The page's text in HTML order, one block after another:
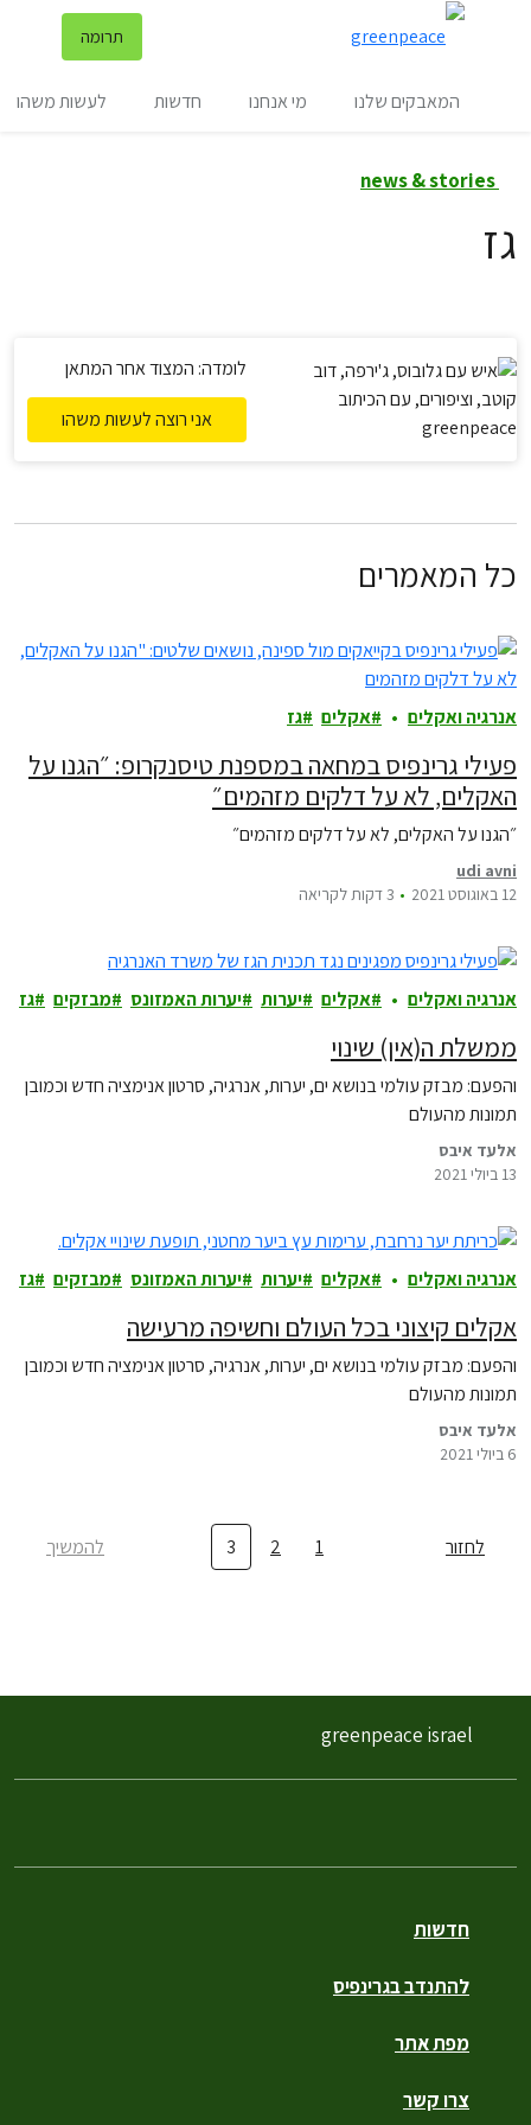
תרומה
המאבקים שלנו מי אנחנו חדשות לעשות משהו
גז
לומדה: המצוד אחר המתאן
אני רוצה לעשות משהו
כל המאמרים
אנרגיה ואקלים אקלים גז
פעילי גרינפיס במחאה במספנת טיסנקרופ: ״הגנו על
האקלים, לא על דלקים מזהמים״
״הגנו על האקלים, לא על דלקים מזהמים״
udi avni
12 באוגוסט 2021
3 דקות לקריאה
אנרגיה ואקלים אקלים יערות יערות האמזונס מבזקים גז
ממשלת ה(אין) שינוי
והפעם: מבזק עולמי בנושא ים, יערות, אנרגיה, סרטון אנימציה חדש וכמובן
תמונות מהעולם
אלעד איבס
13 ביולי 2021
אנרגיה ואקלים אקלים יערות יערות האמזונס מבזקים גז
אקלים קיצוני בכל העולם וחשיפה מרעישה
והפעם: מבזק עולמי בנושא ים, יערות, אנרגיה, סרטון אנימציה חדש וכמובן
תמונות מהעולם
אלעד איבס
6 ביולי 2021
לחזור 1
2
3 להמשיך
חדשות
להתנדב בגרינפיס
מפת אתר
צרו קשר